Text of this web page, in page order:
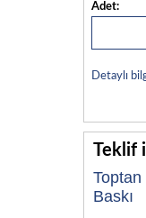
Adet:
Detaylı
Teklif
Baskı